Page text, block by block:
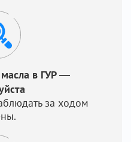
масла в ГУР —
за ходом